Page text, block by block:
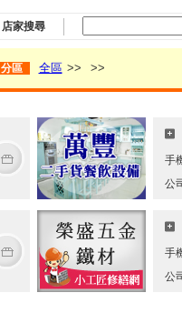
店家搜尋
分區 全區 >> >>
手
公
手
公